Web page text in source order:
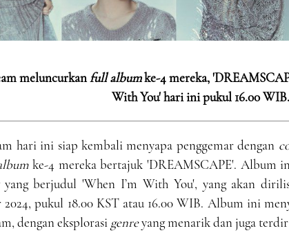
meluncurkanfull albumke-4 mereka,
With You' hari ini pukul 16.00 WIB.
hari ini siap kembali menyapa penggemar dengan
ke-4 mereka bertajuk 'DREAMSCAPE'. Album
berjudul 'When I’m With You', yang akan
2024, pukul 18.00 KST atau 16.00 WIB. Album ini
dengan eksplorasi genreyang menarik dan juga